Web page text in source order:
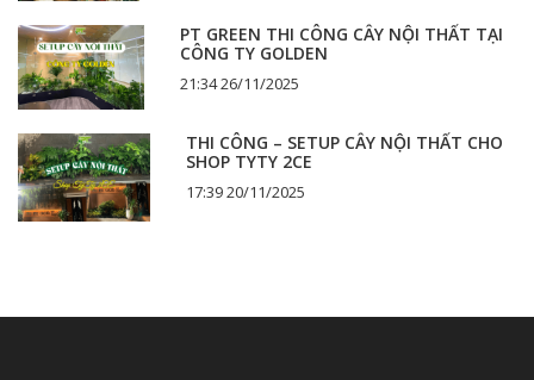
PT GREEN THI CÔNG CÂY NỘI THẤT TẠI
CÔNG TY GOLDEN
21:34 26/11/2025
THI CÔNG – SETUP CÂY NỘI THẤT CHO
SHOP TYTY 2CE
17:39 20/11/2025